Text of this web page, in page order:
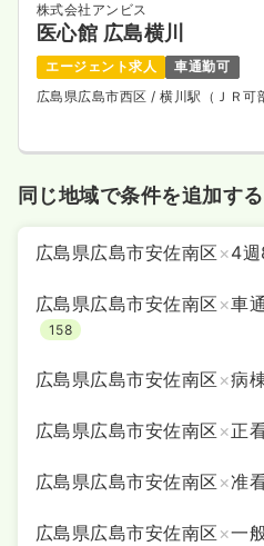
株式会社アンビス
医心館 広島横川
エージェント求人
車通勤可
広島県広島市西区 / 横川駅（ＪＲ可
同じ地域で条件を追加する
広島県広島市安佐南区 ×4
広島県広島市安佐南区 ×車
158
広島県広島市安佐南区 ×病
広島県広島市安佐南区 ×正
広島県広島市安佐南区 ×准
広島県広島市安佐南区 ×一